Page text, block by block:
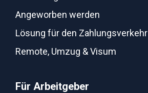
Angeworben werden
Lösung für den Zahlungsverkehr
Remote, Umzug & Visum
Für Arbeitgeber